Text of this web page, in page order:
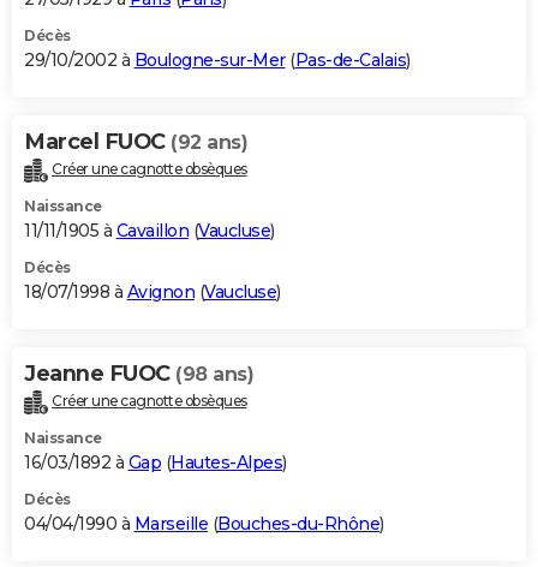
Décès
29/10/2002 à Boulogne-sur-Mer(Pas-de-Calais)
Marcel FUOC (92 ans)
Créer une cagnotte obsèques
Naissance
11/11/1905 à Cavaillon (Vaucluse)
Décès
18/07/1998 à Avignon (Vaucluse)
Jeanne FUOC (98 ans)
Créer une cagnotte obsèques
Naissance
16/03/1892 à Gap (Hautes-Alpes)
Décès
04/04/1990 à Marseille (Bouches-du-Rhône)